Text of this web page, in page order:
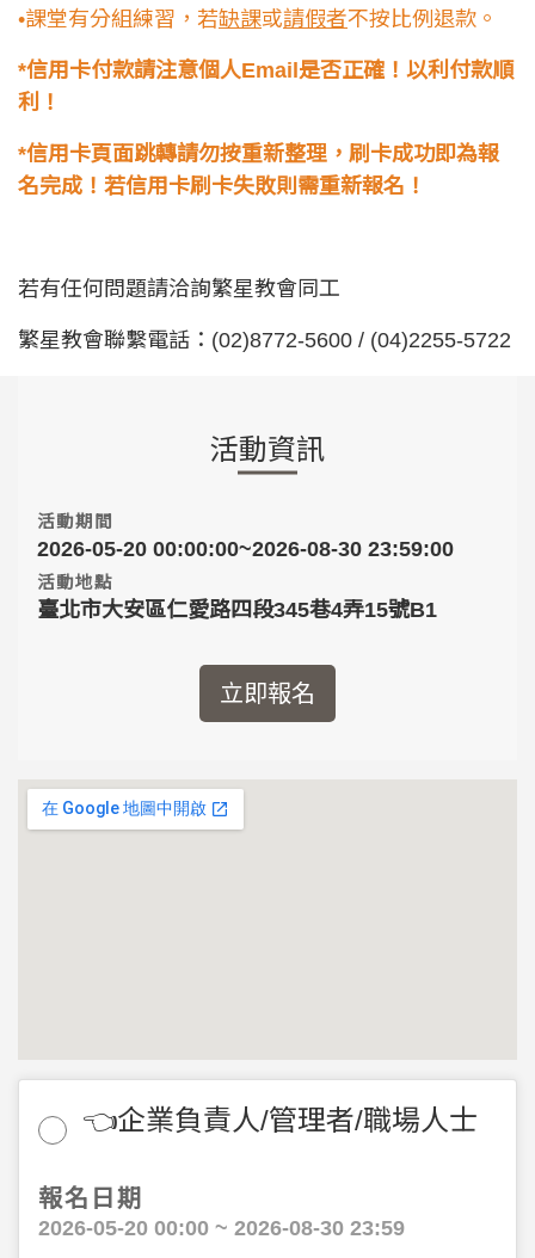
•課堂有分組練習，若缺課或請假者不按比例退款。
*信用卡付款請注意個人Email是否正確！以利付款順
利！
*信用卡頁面跳轉請勿按重新整理，刷卡成功即為報
名完成！若信用卡刷卡失敗則需重新報名！
若有任何問題請洽詢繁星教會同工
繁星教會聯繫電話：(02)8772-5600 / (04)2255-5722
活動資訊
活動期間
2026-05-20 00:00:00~2026-08-30 23:59:00
活動地點
臺北市大安區仁愛路四段345巷4弄15號B1
立即報名
👈企業負責人/管理者/職場人士
報名日期
2026-05-20 00:00 ~ 2026-08-30 23:59